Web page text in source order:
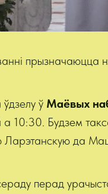
прызначаюцца
ў Маёвых
10:30. Будзем
Ларэтанскую да
перад